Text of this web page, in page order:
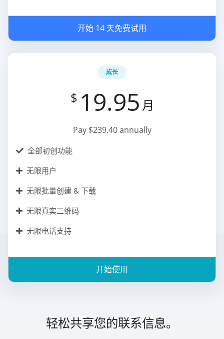
开始 14 天免费试用
成长
$ 19.95 月
Pay $239.40 annually
全部初创功能
无限用户
无限批量创建 & 下载
无限真实二维码
无限电话支持
开始使用
轻松共享您的联系信息。